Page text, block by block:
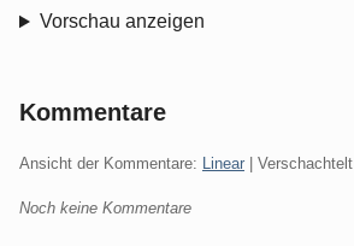
Vorschau anzeigen
Kommentare
Ansicht der Kommentare: Linear | Verschachtelt
Noch keine Kommentare